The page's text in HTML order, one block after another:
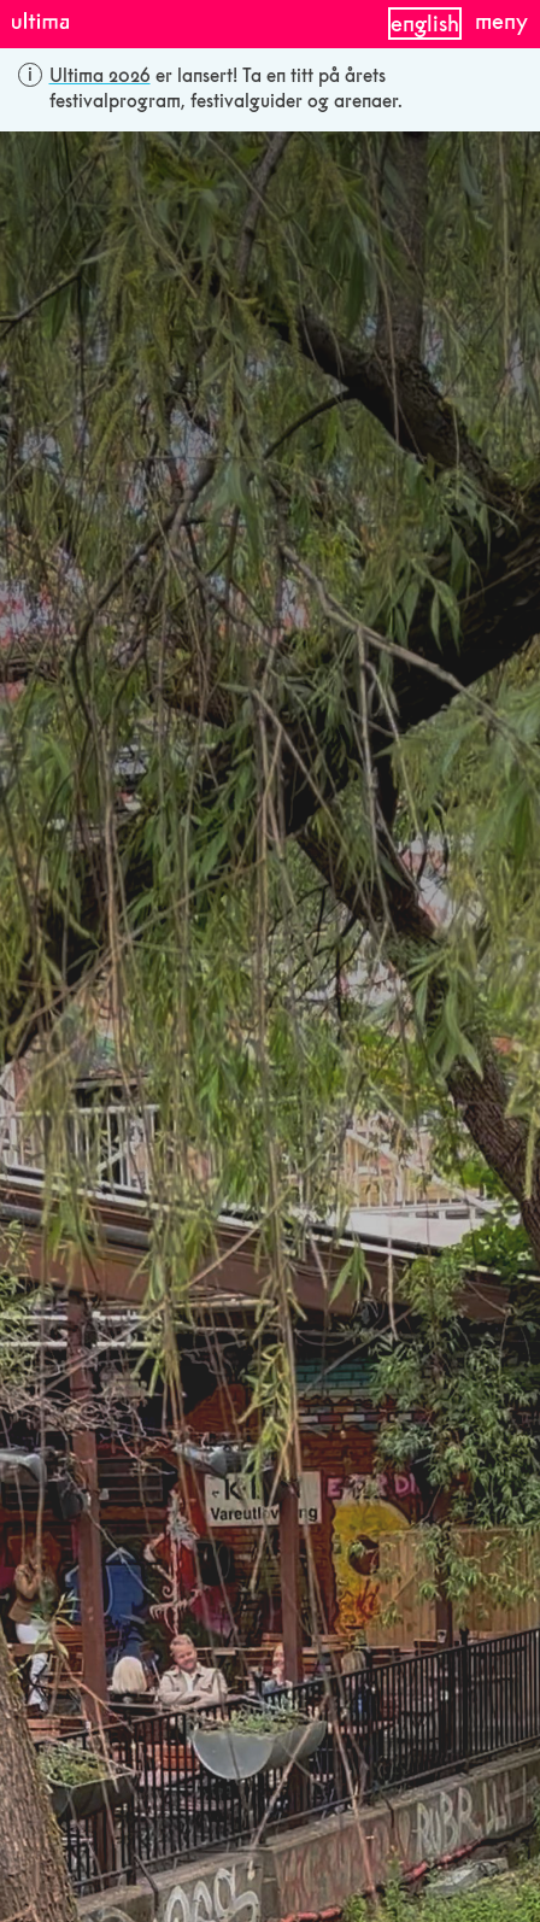
Ultima 2026 er lansert! Ta en titt på årets
festivalprogram, festivalguider og arenaer.
english meny